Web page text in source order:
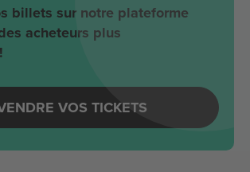
billets sur notre plateforme
acheteurs plus
VOS TICKETS